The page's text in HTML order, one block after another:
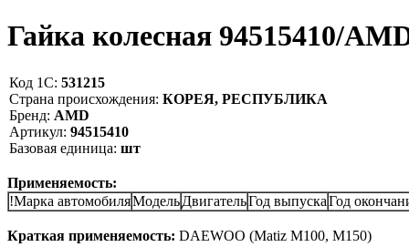
Гайка колесная 94515410/
Код 1С: 531215
Страна происхождения: КОРЕЯ, РЕСПУБЛИКА
Бренд: AMD
Артикул: 94515410
Базовая единица: шт
Применяемость:
!Марка автомобиляМодельДвигательГод выпускаГод
Краткая применяемость: DAEWOO (Matiz M100, M150)